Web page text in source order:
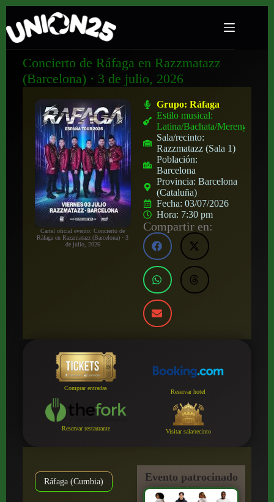
Concierto de Ráfaga en Razzmatazz
(Barcelona) · 3 de julio, 2026
Cartel oficial evento: Concierto de
Ráfaga en Razzmatazz (Barcelona) · 3
de julio, 2026
Grupo:Ráfaga
Estilo musical:
Latina/Bachata/Merengue
Sala/recinto:
Razzmatazz (Sala 1)
Población:
Barcelona
Provincia:Barcelona
(Cataluña)
Fecha:03/07/2026
Hora: 7:30 pm
Compartir en:
Comprar entradas
Reservar hotel
Reservar restaurante Visitar sala/recinto
Ráfaga (Cumbia)
Evento patrocinado
por: